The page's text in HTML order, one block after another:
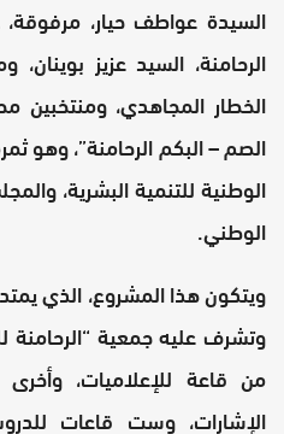
السيدة عواطف حيار،
الرحامنة، السيد عزيز
الخطار المجاهدي، ومنتخبين
الصم – البكم الرحامنة”، وهو
الوطنية للتنمية البشرية،
الوطني.
وتشرف عليه جمعية
من قاعة للإعلاميات، وأخرى
الإشارات، وست قاعات